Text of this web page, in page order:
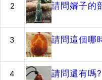
2 請問嬸子的
3 請問這個哪
4 請問還有嗎